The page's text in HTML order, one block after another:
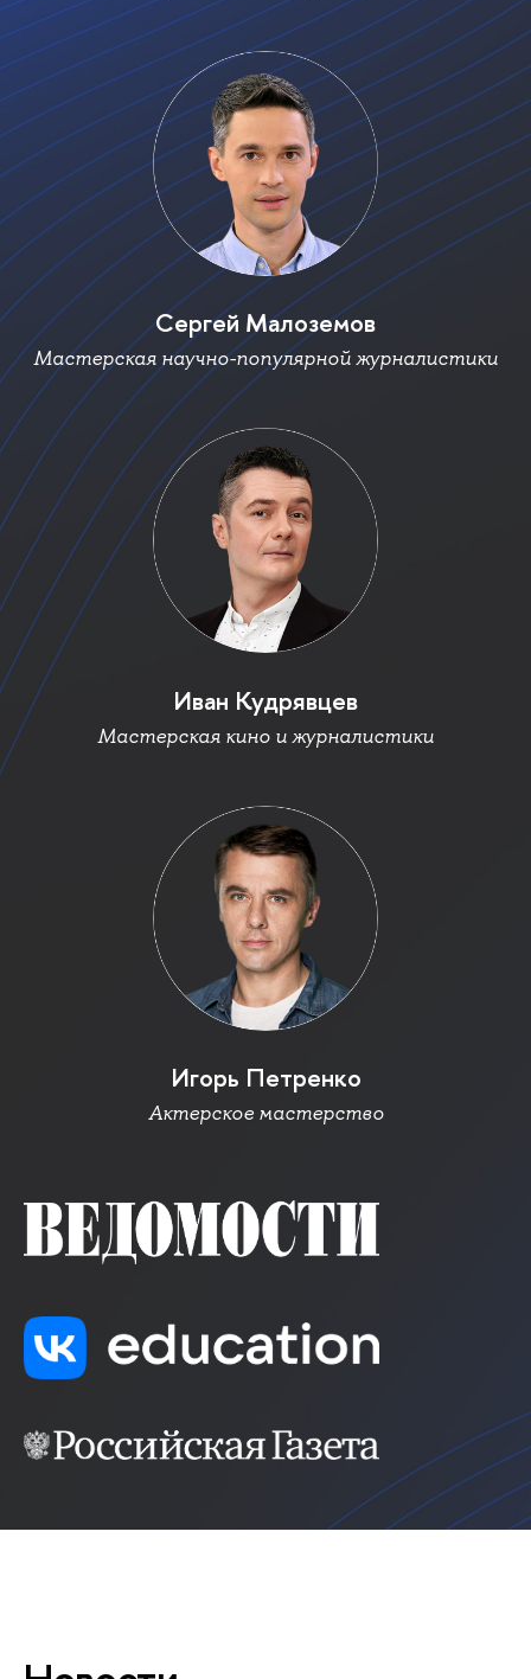
Сергей Малоземо
Мастерская научно-популярной журналистики
Иван Кудрявце
Мастерская кино и журналистики
Игорь Петренко
Актерское мастерство